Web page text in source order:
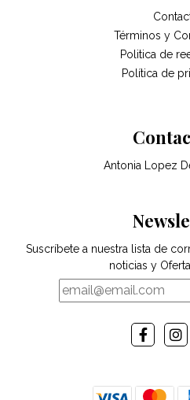
Términos y
Politica de
Política de
Antonia Lopez
Suscríbete a nuestra lista de
noticias y